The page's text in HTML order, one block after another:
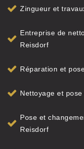
Zingueur et
Entreprise de
Reisdorf
Réparation et
Nettoyage et
Pose et
Reisdorf